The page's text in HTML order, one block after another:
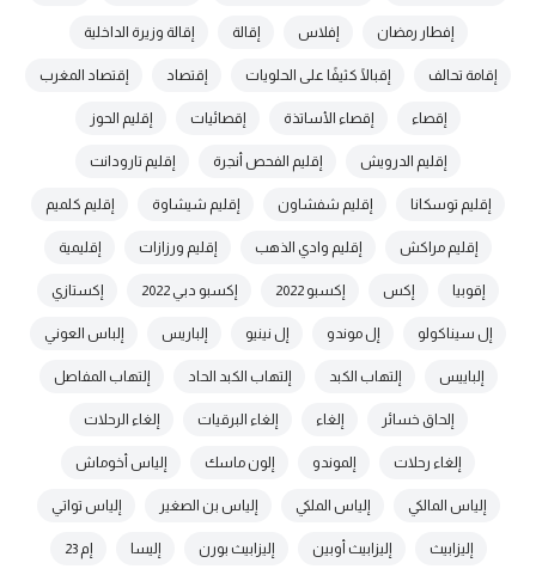
إفطار رمضان إفلاس إقالة إقالة وزيرة الداخلية
إقامة تحالف إقبالًا كثيفًا على الحلويات إقتصاد إقتصاد المغرب
إقصاء إقصاء الأساتذة إقصائيات إقليم الحوز
إقليم الدرويش إقليم الفحص أنجرة إقليم تارودانت
إقليم توسكانا إقليم شفشاون إقليم شيشاوة إقليم كلميم
إقليم مراكش إقليم وادي الذهب إقليم ورزازات إقليمية
إقوبيا إكس إكسبو 2022 إكسبو دبي 2022 إكستازي
إل سيناكولو إل موندو إل نينيو إلباريس إلباس العوني
إلباييس إلتهاب الكبد إلتهاب الكبد الحاد إلتهاب المفاصل
إلحاق خسائر إلغاء إلغاء البرقيات إلغاء الرحلات
إلغاء رحلات إلموندو إلون ماسك إلياس أخوماش
إلياس المالكي إلياس الملكي إلياس بن الصغير إلياس تواتي
إليزابيث إليزابيث أوبين إليزابيث بورن إليسا إم 23